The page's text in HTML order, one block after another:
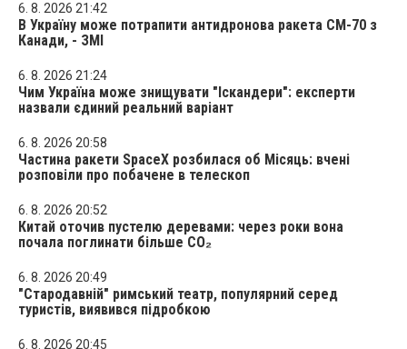
6. 8. 2026 21:42
В Україну може потрапити антидронова ракета CM-70 з
Канади, - ЗМІ
6. 8. 2026 21:24
Чим Україна може знищувати "Іскандери": експерти
назвали єдиний реальний варіант
6. 8. 2026 20:58
Частина ракети SpaceX розбилася об Місяць: вчені
розповіли про побачене в телескоп
6. 8. 2026 20:52
Китай оточив пустелю деревами: через роки вона
почала поглинати більше CO₂
6. 8. 2026 20:49
"Стародавній" римський театр, популярний серед
туристів, виявився підробкою
6. 8. 2026 20:45